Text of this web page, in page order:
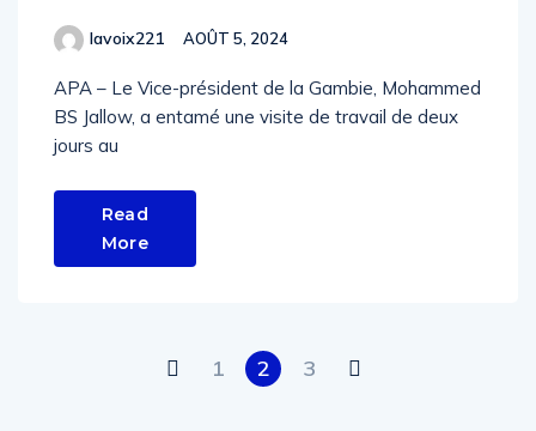
lavoix221 AOÛT 5, 2024
APA – Le Vice-président de la Gambie, Mohammed
BS Jallow, a entamé une visite de travail de deux
jours au
Read
More
1 2 3